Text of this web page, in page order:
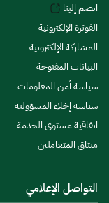
انضم إلينا
الفوترة الإلكترونية
المشاركة الإلكترونية
البيانات المفتوحة
سياسة أمن المعلومات
سياسة إخلاء المسؤولية
اتفاقية مستوى الخدمة
ميثاق المتعاملين
التواصل الإعلامي